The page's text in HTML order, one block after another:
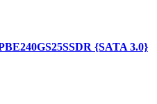
{SATA 3.0}